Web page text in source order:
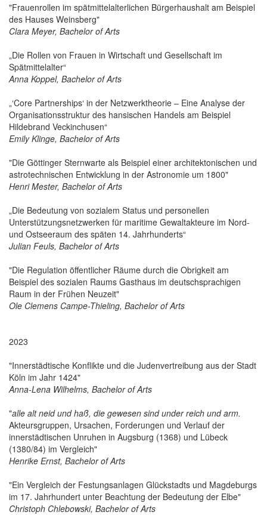
"Frauenrollen im spätmittelalterlichen Bürgerhaushalt am Beispiel
des Hauses Weinsberg"
Clara Meyer, Bachelor of Arts
„Die Rollen von Frauen in Wirtschaft und Gesellschaft im
Spätmittelalter“
Anna Koppel, Bachelor of Arts
„‘Core Partnerships‘ in der Netzwerktheorie – Eine Analyse der
Organisationsstruktur des hansischen Handels am Beispiel
Hildebrand Veckinchusen“
Emily Klinge, Bachelor of Arts
"Die Göttinger Sternwarte als Beispiel einer architektonischen und
astrotechnischen Entwicklung in der Astronomie um 1800"
Henri Mester, Bachelor of Arts
„Die Bedeutung von sozialem Status und personellen
Unterstützungsnetzwerken für maritime Gewaltakteure im Nord-
und Ostseeraum des späten 14. Jahrhunderts“
Julian Feuls, Bachelor of Arts
"Die Regulation öffentlicher Räume durch die Obrigkeit am
Beispiel des sozialen Raums Gasthaus im deutschsprachigen
Raum in der Frühen Neuzeit"
Ole Clemens Campe-Thieling, Bachelor of Arts
2023
"Innerstädtische Konflikte und die Judenvertreibung aus der Stadt
Köln im Jahr 1424"
Anna-Lena Wilhelms, Bachelor of Arts
"alle alt neid und haß, die gewesen sind under reich und arm.
Akteursgruppen, Ursachen, Forderungen und Verlauf der
innerstädtischen Unruhen in Augsburg (1368) und Lübeck
(1380/84) im Vergleich"
Henrike Ernst, Bachelor of Arts
"Ein Vergleich der Festungsanlagen Glückstadts und Magdeburgs
im 17. Jahrhundert unter Beachtung der Bedeutung der Elbe"
Christoph Chlebowski, Bachelor of Arts